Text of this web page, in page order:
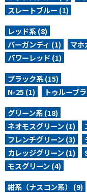
スレートブルー (1)
レッド系 (8)
バーガンディ (1)
マホ
パワーレッド (1)
ブラック系 (15)
N-25 (1)
トゥルーブ
グリーン系 (18)
ネオモスグリーン (1)
フレンチグリーン (3)
カレッジグリーン (1)
モスグリーン (4)
紺系（ナスコン系） (9)